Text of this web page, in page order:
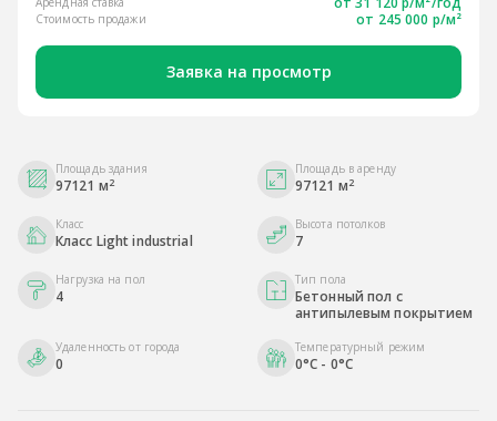
Стоимость продажи от 245 000 р/м²
Заявка на просмотр
Площадь здания
97121 м2
Площадь в аренду
97121 м2
Класс
Класс Light industrial
Высота потолков
7
Нагрузка на пол
4
Тип пола
Бетонный пол с
антипылевым покрытием
Удаленность от города
0
Температурный режим
0°C - 0°C